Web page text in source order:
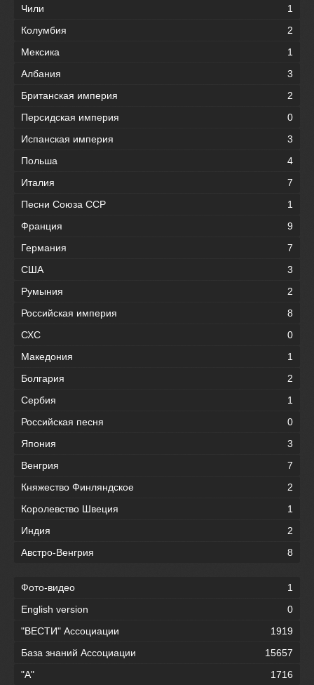
Чили
1
Колумбия
2
Мексика
1
Албания
3
Британская империя
2
Персидская империя
0
Испанская империя
3
Польша
4
Италия
7
Песни Союза ССР
1
Франция
9
Германия
7
США
3
Румыния
2
Российская империя
8
СХС
0
Македония
1
Болгария
2
Сербия
1
Российская песня
0
Япония
3
Венгрия
7
Княжество Финляндское
2
Королевство Швеция
1
Индия
2
Австро-Венгрия
8
Фото-видео
1
English version
0
"ВЕСТИ" Ассоциации
1919
База знаний Ассоциации
15657
"А"
1716